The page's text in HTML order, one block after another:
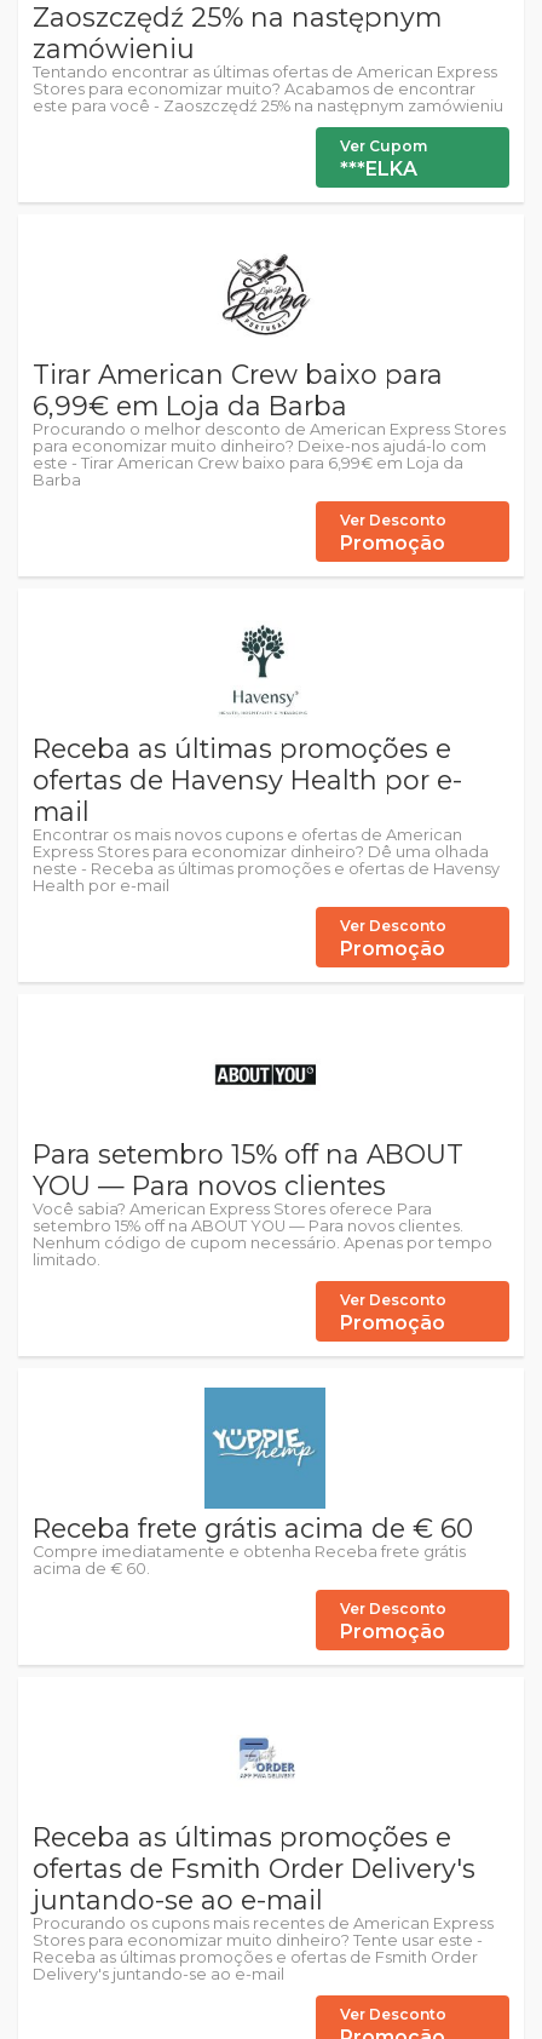
Zaoszczędź 25% na następnym
zamówieniu
Tentando encontrar as últimas ofertas de American Express
Stores para economizar muito? Acabamos de encontrar
este para você - Zaoszczędź 25% na następnym zamówieniu
Ver Cupom
***ELKA
Tirar American Crew baixo para
6,99€ em Loja da Barba
Procurando o melhor desconto de American Express Stores
para economizar muito dinheiro? Deixe-nos ajudá-lo com
este - Tirar American Crew baixo para 6,99€ em Loja da
Barba
Ver Desconto
Promoção
Receba as últimas promoções e
ofertas de Havensy Health por e-
mail
Encontrar os mais novos cupons e ofertas de American
Express Stores para economizar dinheiro? Dê uma olhada
neste - Receba as últimas promoções e ofertas de Havensy
Health por e-mail
Ver Desconto
Promoção
Para setembro 15% off na ABOUT
YOU — Para novos clientes
Você sabia? American Express Stores oferece Para
setembro 15% off na ABOUT YOU — Para novos clientes.
Nenhum código de cupom necessário. Apenas por tempo
limitado.
Ver Desconto
Promoção
Receba frete grátis acima de € 60
Compre imediatamente e obtenha Receba frete grátis
acima de € 60.
Ver Desconto
Promoção
Receba as últimas promoções e
ofertas de Fsmith Order Delivery's
juntando-se ao e-mail
Procurando os cupons mais recentes de American Express
Stores para economizar muito dinheiro? Tente usar este -
Receba as últimas promoções e ofertas de Fsmith Order
Delivery's juntando-se ao e-mail
Ver Desconto